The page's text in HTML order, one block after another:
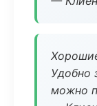
Удобно
можно